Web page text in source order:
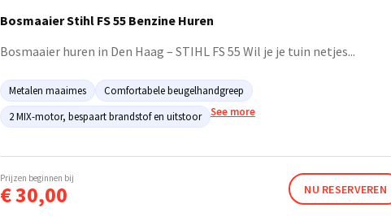
Bosmaaier Stihl FS 55 Benzine Huren
Bosmaaier huren in Den Haag – STIHL FS 55 Wil je je tuin netjes...
Metalen maaimes
Comfortabele beugelhandgreep
2 MIX-motor, bespaart brandstof en uitstoor
See more
€30,00
Prijzen beginnen bij
NU RESERVEREN